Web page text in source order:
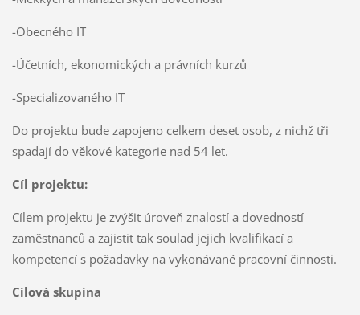
-Obecného IT
-Účetních, ekonomických a právních kurzů
-Specializovaného IT
Do projektu bude zapojeno celkem deset osob, z nichž tři
spadají do věkové kategorie nad 54 let.
Cíl projektu:
Cílem projektu je zvýšit úroveň znalostí a dovedností
zaměstnanců a zajistit tak soulad jejich kvalifikací a
kompetencí s požadavky na vykonávané pracovní činnosti.
Cílová skupina